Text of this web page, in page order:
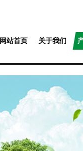
网站首页 关于我们